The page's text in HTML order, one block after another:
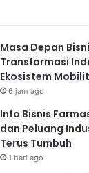
Masa Depan
Transformasi
Ekosistem
6 jam ago
Info Bisnis
dan Peluang
Terus Tumbuh
1 hari ago